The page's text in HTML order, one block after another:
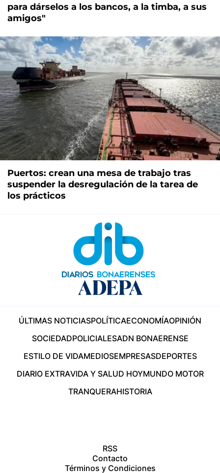
para dárselos a los bancos, a la timba, a sus
amigos"
Puertos: crean una mesa de trabajo tras
suspender la desregulación de la tarea de
los prácticos
ÚLTIMAS NOTICIASPOLÍTICAECONOMÍAOPINIÓN
SOCIEDADPOLICIALESADN BONAERENSE
ESTILO DE VIDAMEDIOSEMPRESASDEPORTES
DIARIO EXTRAVIDA Y SALUD HOYMUNDO MOTOR
TRANQUERAHISTORIA
RSS
Contacto
Términos y Condiciones